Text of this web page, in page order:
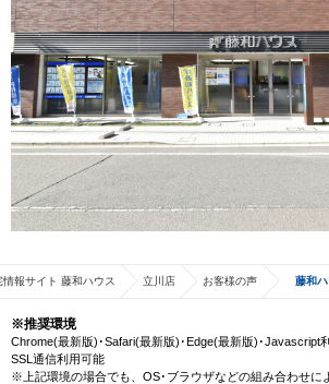
報サイト 藤和ハウス 立川店 お客様の声 藤和
※推奨環境
Chrome(最新版)･Safari(最新版)･Edge(最新版)･Javascript
SSL通信利用可能
※上記環境の場合でも、OS･ブラウザなどの組み合わせに